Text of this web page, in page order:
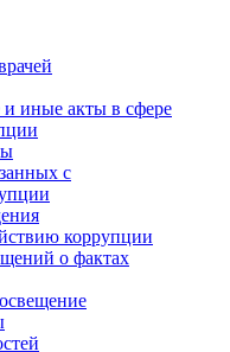
иные акты в сфере
с
коррупции
о фактах